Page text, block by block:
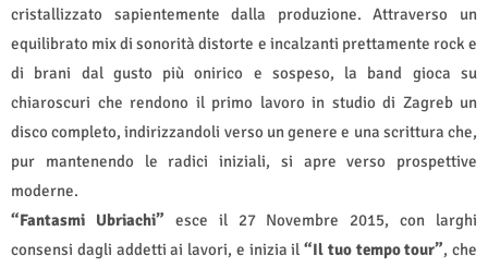
cristallizzato sapientemente dalla produzione. Attraverso un
equilibrato mix di sonorità distorte e incalzanti prettamente rock e
di brani dal gusto più onirico e sospeso, la band gioca su
chiaroscuri che rendono il primo lavoro in studio di Zagreb un
disco completo, indirizzandoli verso un genere e una scrittura che,
pur mantenendo le radici iniziali, si apre verso prospettive
moderne.
“Fantasmi Ubriachi” esce il 27 Novembre 2015, con larghi
consensi dagli addetti ai lavori, e inizia il “Il tuo tempo tour”, che